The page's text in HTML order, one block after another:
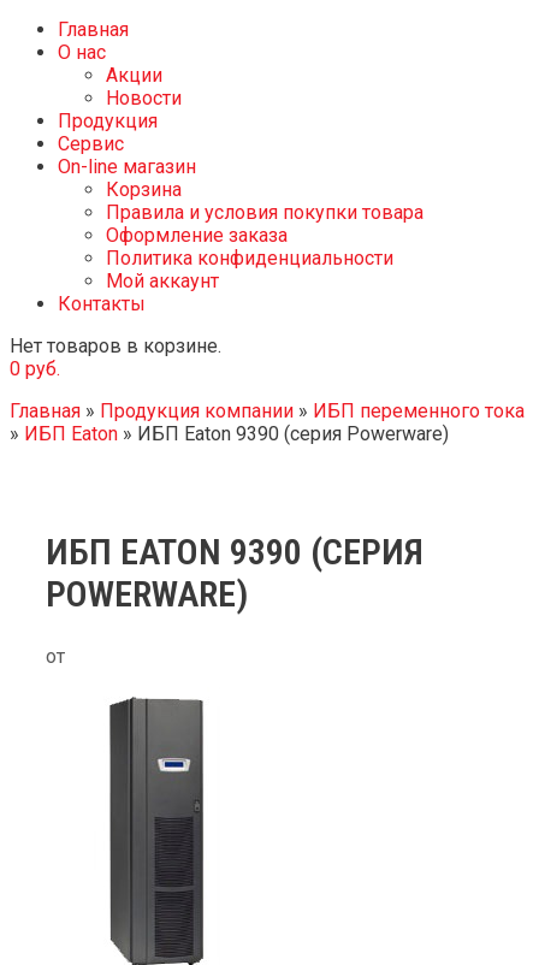
Главная
О нас
Акции
Новости
Продукция
Сервис
On-line магазин
Корзина
Правила и условия покупки товара
Оформление заказа
Политика конфиденциальности
Мой аккаунт
Контакты
Нет товаров в корзине.
0 руб.
Главная » Продукция компании » ИБП переменного тока
» ИБП Eaton » ИБП Eaton 9390 (серия Powerware)
ИБП EATON 9390 (СЕРИЯ
POWERWARE)
от